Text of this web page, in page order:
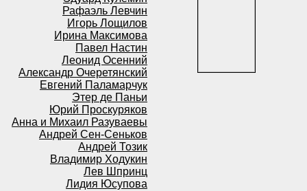
Рафаэль Левчин
Игорь Лощилов
Ирина Максимова
Павел Настин
Леонид Осенний
Александр Очеретянский
Евгений Паламарчук
Этер де Паньи
Юрий Проскуряков
Анна и Михаил Разуваевы
Андрей Сен-Сеньков
Андрей Тозик
Владимир Ходукин
Лев Шпринц
Лидия Юсупова